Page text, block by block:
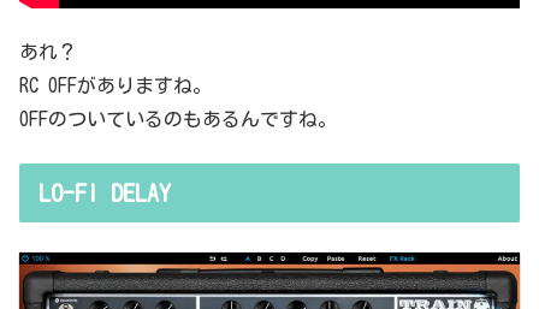
あれ？
RC OFFがありますね。
OFFのついているのもあるんですね。
LO-FI DELAY